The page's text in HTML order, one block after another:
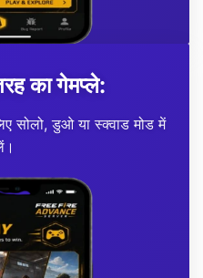
का गेमप्ले:
डुओ या स्क्वाड मोड में